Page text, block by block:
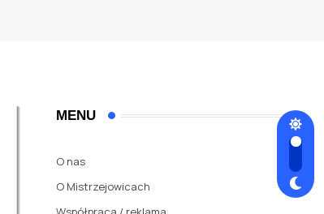
MENU
O nas
O Mistrzejowicach